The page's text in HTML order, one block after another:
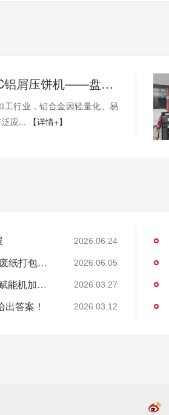
恩派特CNC铝屑压饼机——盘活废屑价值，赋能机加工绿色回收！
工行业，铝合金因轻量化、易
应...
【详情+】
2026.06.24
许昌DL商贸集团有限公司与恩派特定制立式废纸打包机案例 2026.06.05
恩派特CNC铝屑压饼机——盘活废屑价值，赋能机加工绿色回收！ 2026.03.27
答案！ 2026.03.12